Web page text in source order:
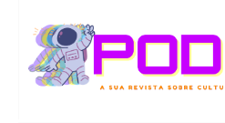
content